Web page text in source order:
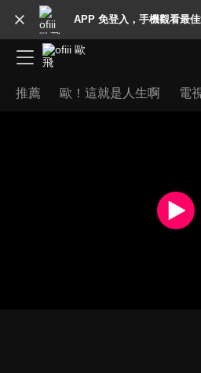
APP 免登入，手機觀看最
推薦 歐！這就是人生啊 電